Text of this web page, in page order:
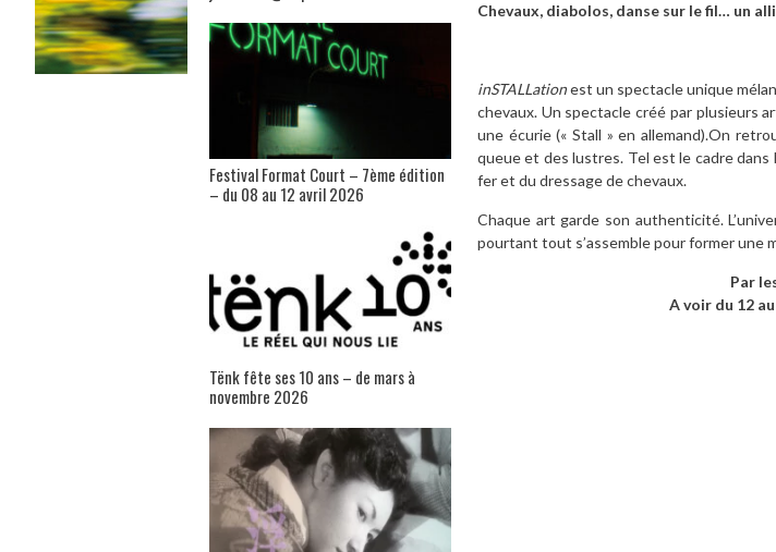
Chevaux, diabolos, danse sur le fil… un
inSTALLationest un spectacle unique
chevaux. Un spectacle créé par plusieurs
une écurie (« Stall » en allemand).On
queue et des lustres. Tel est le cadre
fer et du dressage de chevaux.
Chaque art garde son authenticité.
pourtant tout s’assemble pour former une
Par
A voir du 12
Festival Format Court – 7ème édition
– du 08 au 12 avril 2026
Tënk fête ses 10 ans – de mars à
novembre 2026